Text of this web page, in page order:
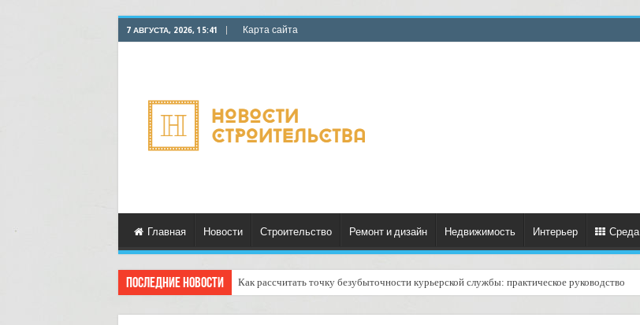
7 АВГУСТА, 2026, 15:41 Карта сайта
Главная Новости Строительство Ремонт и дизайн Недвижимость Интерьер Среда
Последние новости Как рассчитать точку безубыточности курьерской службы: практическое руководство